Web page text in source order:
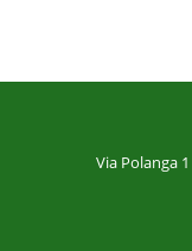
Via Polanga 1